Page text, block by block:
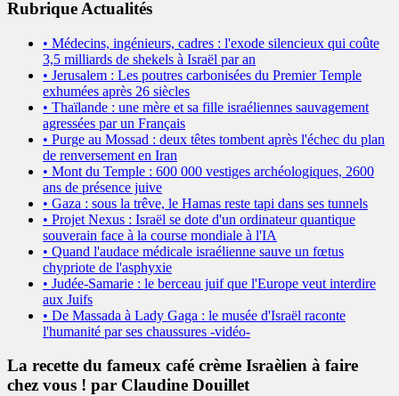
Rubrique Actualités
• Médecins, ingénieurs, cadres : l'exode silencieux qui coûte
3,5 milliards de shekels à Israël par an
• Jerusalem : Les poutres carbonisées du Premier Temple
exhumées après 26 siècles
• Thaïlande : une mère et sa fille israéliennes sauvagement
agressées par un Français
• Purge au Mossad : deux têtes tombent après l'échec du plan
de renversement en Iran
• Mont du Temple : 600 000 vestiges archéologiques, 2600
ans de présence juive
• Gaza : sous la trêve, le Hamas reste tapi dans ses tunnels
• Projet Nexus : Israël se dote d'un ordinateur quantique
souverain face à la course mondiale à l'IA
• Quand l'audace médicale israélienne sauve un fœtus
chypriote de l'asphyxie
• Judée-Samarie : le berceau juif que l'Europe veut interdire
aux Juifs
• De Massada à Lady Gaga : le musée d'Israël raconte
l'humanité par ses chaussures -vidéo-
La recette du fameux café crème Israèlien à faire
chez vous ! par Claudine Douillet